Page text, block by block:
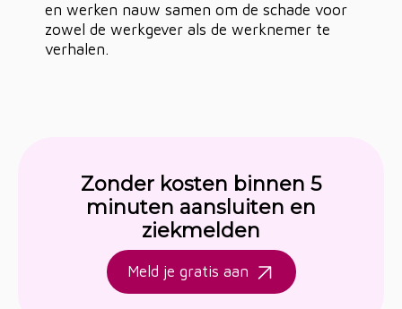
en werken nauw samen om de schade voor
zowel de werkgever als de werknemer te
verhalen.
Zonder kosten binnen 5
minuten aansluiten en
ziekmelden
Meld je gratis aan